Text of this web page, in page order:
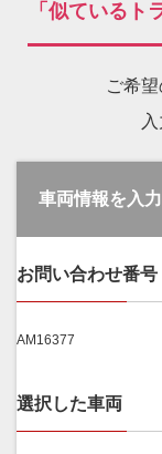
「似ているト
ご希
車両情報を入力
お問い合わせ番号
AM16377
選択した車両